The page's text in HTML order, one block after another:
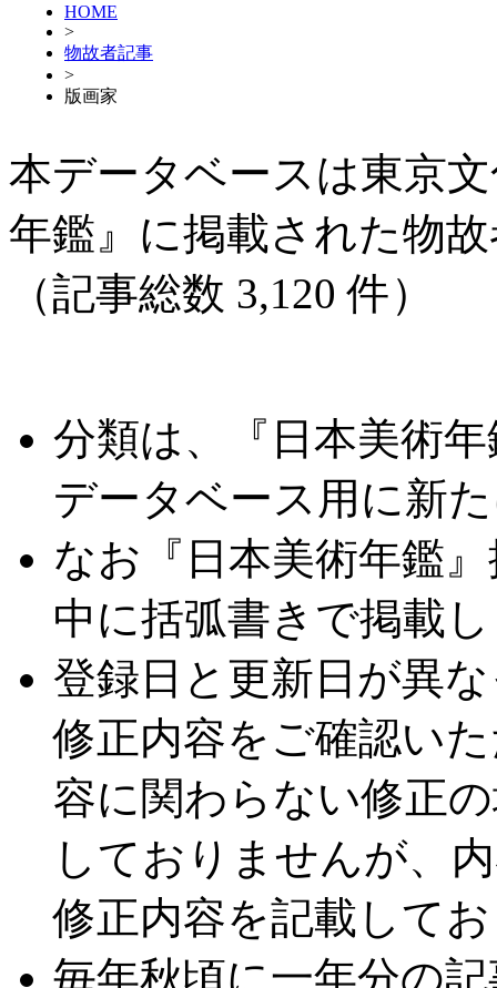
HOME
>
物故者記事
>
版画家
本データベースは東京
年鑑』に掲載された物
（記事総数 3,120 件）
分類は、『日本美術
データベース用に新
なお『日本美術年鑑
中に括弧書きで掲載
登録日と更新日が異
修正内容をご確認い
容に関わらない修正
しておりませんが、
修正内容を記載して
毎年秋頃に一年分の